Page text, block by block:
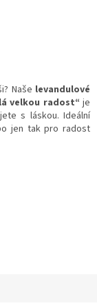
Naše levandulové
velkou radost“ je
s láskou. Ideální
jen tak pro radost